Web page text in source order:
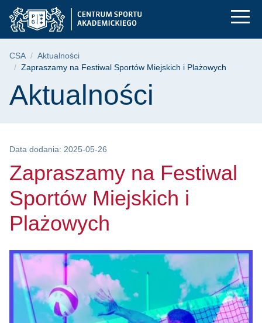
Przejdź
do
menu
Przejdź
do
wyszukiwarki
Przejdź
do
treści
Zapraszamy na
Ścieżka nawigacyjna
CSA
Aktualności
Zapraszamy na Festiwal Sportów Miejskich i Plażowych
Treść strony
Aktualności
Data dodania: 2025-05-26
Zapraszamy na Festiwal
Sportów Miejskich i
Plażowych